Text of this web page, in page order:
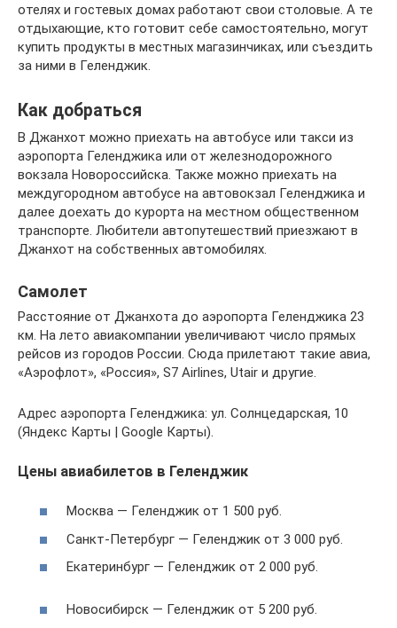
отелях и гостевых домах работают свои столовые. А те
отдыхающие, кто готовит себе самостоятельно, могут
купить продукты в местных магазинчиках, или съездить
за ними в Геленджик.
Как добраться
В Джанхот можно приехать на автобусе или такси из
аэропорта Геленджика или от железнодорожного
вокзала Новороссийска. Также можно приехать на
междугородном автобусе на автовокзал Геленджика и
далее доехать до курорта на местном общественном
транспорте. Любители автопутешествий приезжают в
Джанхот на собственных автомобилях.
Самолет
Расстояние от Джанхота до аэропорта Геленджика 23
км. На лето авиакомпании увеличивают число прямых
рейсов из городов России. Сюда прилетают такие авиа,
«Аэрофлот», «Россия», S7 Airlines, Utair и другие.
Адрес аэропорта Геленджика: ул. Солнцедарская, 10
(Яндекс Карты | Google Карты).
Цены авиабилетов в Геленджик
Москва — Геленджик от 1 500 руб.
Санкт-Петербург — Геленджик от 3 000 руб.
Екатеринбург — Геленджик от 2 000 руб.
Новосибирск — Геленджик от 5 200 руб.